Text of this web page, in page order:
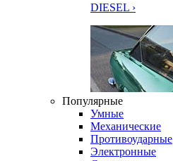
DIESEL ›
Популярные
Умные
Механические
Противоударные
Электронные